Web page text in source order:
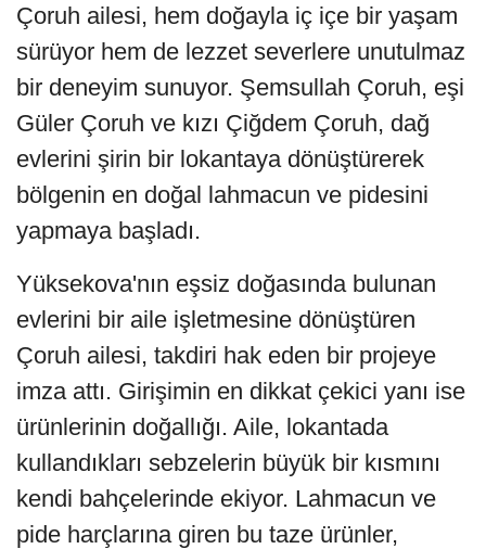
Çoruh ailesi, hem doğayla iç içe bir yaşam
sürüyor hem de lezzet severlere unutulmaz
bir deneyim sunuyor. Şemsullah Çoruh, eşi
Güler Çoruh ve kızı Çiğdem Çoruh, dağ
evlerini şirin bir lokantaya dönüştürerek
bölgenin en doğal lahmacun ve pidesini
yapmaya başladı.
Yüksekova'nın eşsiz doğasında bulunan
evlerini bir aile işletmesine dönüştüren
Çoruh ailesi, takdiri hak eden bir projeye
imza attı. Girişimin en dikkat çekici yanı ise
ürünlerinin doğallığı. Aile, lokantada
kullandıkları sebzelerin büyük bir kısmını
kendi bahçelerinde ekiyor. Lahmacun ve
pide harçlarına giren bu taze ürünler,